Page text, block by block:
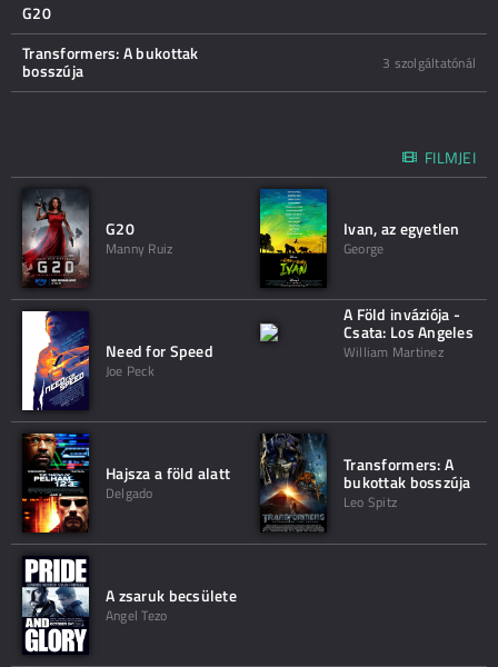
G20
Transformers: A bukottak
bosszúja 3 szolgáltatónál
FILMJEI
G20
Manny Ruiz
Ivan, az egyetlen
George
Need for Speed
Joe Peck
A Föld inváziója -
Csata: Los Angeles
William Martinez
Hajsza a föld alatt
Delgado
Transformers: A
bukottak bosszúja
Leo Spitz
A zsaruk becsülete
Angel Tezo